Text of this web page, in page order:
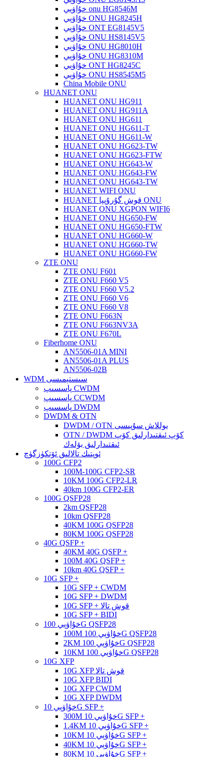
خۇاۋېي onu HG8546M
خۇاۋېي ONU HG8245H
خۇاۋېي ONT EG8145V5
خۇاۋېي ONU HS8145V5
خۇاۋېي ONU HG8010H
خۇاۋېي ONU HG8310M
خۇاۋېي ONT HG8245C
خۇاۋېي ONU HS8545M5
China Mobile ONU
HUANET ONU
HUANET ONU HG911
HUANET ONU HG911A
HUANET ONU HG611
HUANET ONU HG611-T
HUANET ONU HG611-W
HUANET ONU HG623-TW
HUANET ONU HG623-FTW
HUANET ONU HG643-W
HUANET ONU HG643-FW
HUANET ONU HG643-TW
HUANET WIFI ONU
HUANET قوش گۇرۇپپا ONU
HUANET ONU XGPON WIFI6
HUANET ONU HG650-FW
HUANET ONU HG650-FTW
HUANET ONU HG660-W
HUANET ONU HG660-TW
HUANET ONU HG660-FW
ZTE ONU
ZTE ONU F601
ZTE ONU F660 V5
ZTE ONU F660 V5.2
ZTE ONU F660 V6
ZTE ONU F660 V8
ZTE ONU F663N
ZTE ONU F663NV3A
ZTE ONU F670L
Fiberhome ONU
AN5506-01A MINI
AN5506-01A PLUS
AN5506-02B
WDM سىستېمىسى
پاسسىپ CWDM
پاسسىپ CCWDM
پاسسىپ DWDM
DWDM & OTN
DWDM / OTN يوللاش سۇپىسى
OTN / DWDM كۆپ ئىقتىدارلىق كۆپ
ئىقتىدارلىق بۆلەك
ئوپتىك تالالىق ئۆتكۈزگۈچ
100G CFP2
100M-100G CFP2-SR
10KM 100G CFP2-LR
40km 100G CFP2-ER
100G QSFP28
2km QSFP28
10km QSFP28
40KM 100G QSFP28
80KM 100G QSFP28
40G QSFP +
40KM 40G QSFP +
100M 40G QSFP +
10km 40G QSFP +
10G SFP +
10G SFP + CWDM
10G SFP + DWDM
10G SFP + قوش تالا
10G SFP + BIDI
خۇاۋېي 100G QSFP28
100M خۇاۋېي 100G QSFP28
2KM خۇاۋېي 100G QSFP28
10KM خۇاۋېي 100G QSFP28
10G XFP
10G XFP قوش تالا
10G XFP BIDI
10G XFP CWDM
10G XFP DWDM
خۇاۋېي 10G SFP +
300M خۇاۋېي 10G SFP +
1.4KM خۇاۋېي 10G SFP +
10KM خۇاۋېي 10G SFP +
40KM خۇاۋېي 10G SFP +
80KM خۇاۋېي 10G SFP +